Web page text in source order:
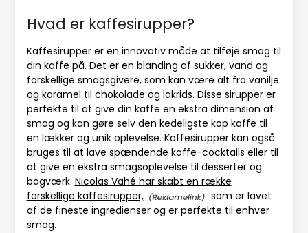
Hvad er kaffesirupper?
Kaffesirupper er en innovativ måde at tilføje smag til
din kaffe på. Det er en blanding af sukker, vand og
forskellige smagsgivere, som kan være alt fra vanilje
og karamel til chokolade og lakrids. Disse sirupper er
perfekte til at give din kaffe en ekstra dimension af
smag og kan gøre selv den kedeligste kop kaffe til
en lækker og unik oplevelse. Kaffesirupper kan også
bruges til at lave spændende kaffe-cocktails eller til
at give en ekstra smagsoplevelse til desserter og
bagværk. Nicolas Vahé har skabt en række
forskellige kaffesirupper,
som er lavet
af de fineste ingredienser og er perfekte til enhver
smag.